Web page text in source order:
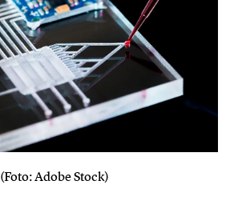
(Foto: Adobe Stock)